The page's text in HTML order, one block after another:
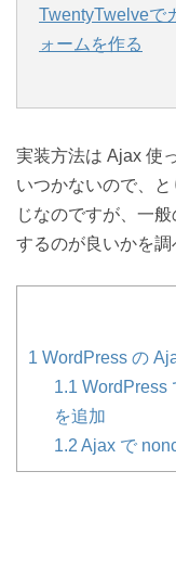
TwentyTwelveで
ォームを作る
実装方法は Ajax 使
いつかないので、
じなのですが、一
するのが良いかを調
1 WordPress の
1.1 WordPress
を追加
1.2 Ajax で